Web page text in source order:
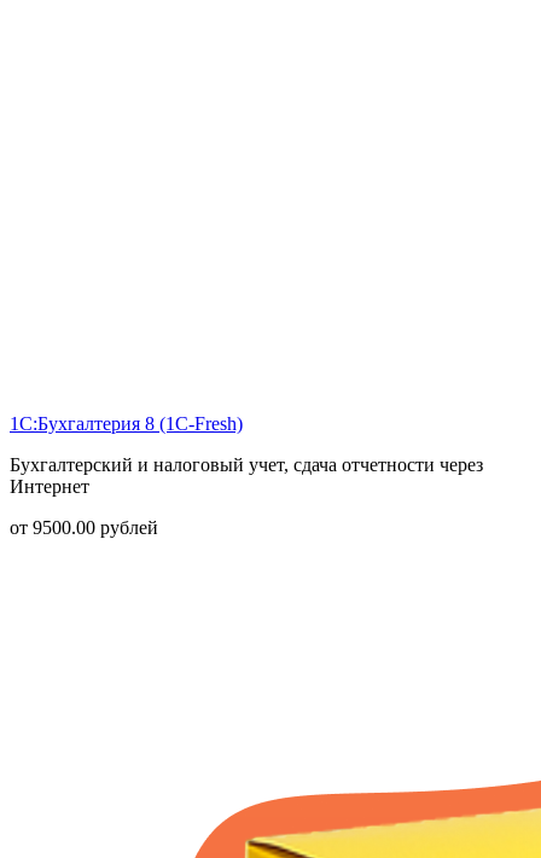
1С:Бухгалтерия 8 (1С-Fresh)
Бухгалтерский и налоговый учет, сдача отчетности через
Интернет
от 9500.00 рублей